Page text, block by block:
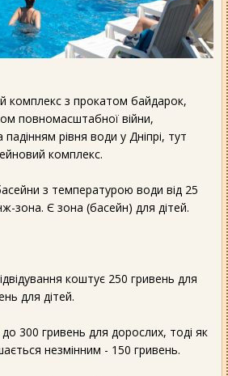
комплекс з прокатом байдарок,
повномасштабної війни,
падінням рівня води у Дніпрі, тут
комплекс.
з температурою води від 25
зона. Є зона (басейн) для дітей.
коштує 250 гривень для
для дітей.
до 300 гривень для дорослих, тоді як
незмінним - 150 гривень.